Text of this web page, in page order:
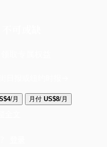
/月 月付 US$8/月